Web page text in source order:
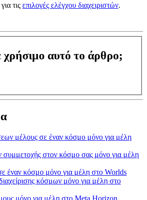
τις επιλογές ελέγχου διαχειριστών.
αυτό το άρθρο;
μέλους σε έναν κόσμο μόνο για μέλη
συμμετοχής στον κόσμο σας μόνο για μέλη
έναν κόσμο μόνο για μέλη στο Worlds
κόσμων μόνο για μέλη στο
μόνο για μέλη στο Meta Horizon